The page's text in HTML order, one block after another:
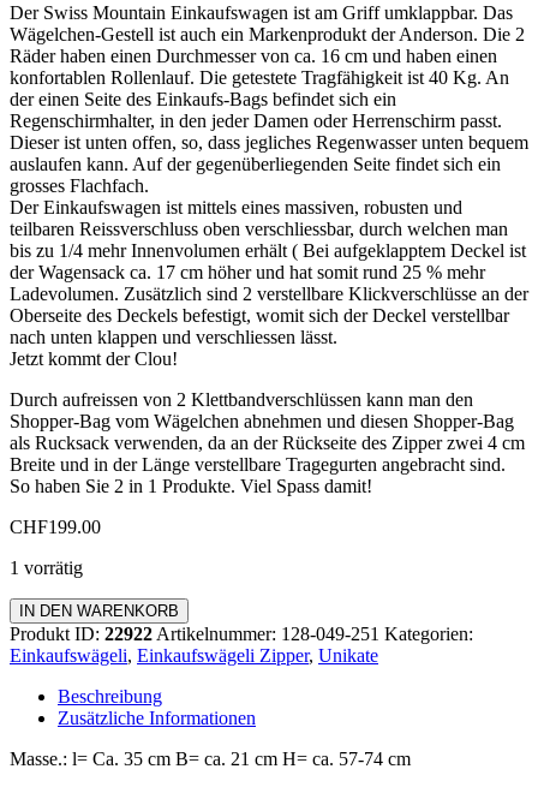
Der Swiss Mountain Einkaufswagen ist am Griff umklappbar. Das
Wägelchen-Gestell ist auch ein Markenprodukt der Anderson. Die 2
Räder haben einen Durchmesser von ca. 16 cm und haben einen
konfortablen Rollenlauf. Die getestete Tragfähigkeit ist 40 Kg. An
der einen Seite des Einkaufs-Bags befindet sich ein
Regenschirmhalter, in den jeder Damen oder Herrenschirm passt.
Dieser ist unten offen, so, dass jegliches Regenwasser unten bequem
auslaufen kann. Auf der gegenüberliegenden Seite findet sich ein
grosses Flachfach.
Der Einkaufswagen ist mittels eines massiven, robusten und
teilbaren Reissverschluss oben verschliessbar, durch welchen man
bis zu 1/4 mehr Innenvolumen erhält ( Bei aufgeklapptem Deckel ist
der Wagensack ca. 17 cm höher und hat somit rund 25 % mehr
Ladevolumen. Zusätzlich sind 2 verstellbare Klickverschlüsse an der
Oberseite des Deckels befestigt, womit sich der Deckel verstellbar
nach unten klappen und verschliessen lässt.
Jetzt kommt der Clou!
Durch aufreissen von 2 Klettbandverschlüssen kann man den
Shopper-Bag vom Wägelchen abnehmen und diesen Shopper-Bag
als Rucksack verwenden, da an der Rückseite des Zipper zwei 4 cm
Breite und in der Länge verstellbare Tragegurten angebracht sind.
So haben Sie 2 in 1 Produkte. Viel Spass damit!
CHF199.00
1 vorrätig
Einkaufswagen
Zipper
Menge
IN DEN WARENKORB
Produkt ID: 22922 Artikelnummer: 128-049-251 Kategorien:
Einkaufswägeli, Einkaufswägeli Zipper, Unikate
Beschreibung
Zusätzliche Informationen
Masse.: l= Ca. 35 cm B= ca. 21 cm H= ca. 57-74 cm